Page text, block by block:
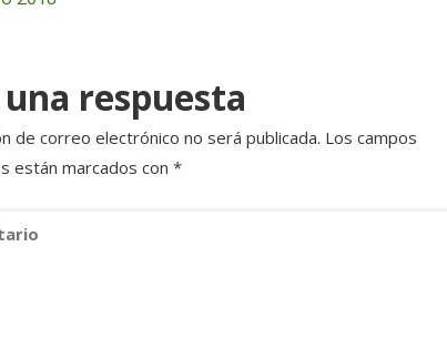
respuesta
de correo electrónico no será publicada. Los campos
están marcados con *